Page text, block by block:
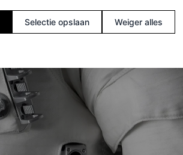
Selectie opslaan Weiger alles